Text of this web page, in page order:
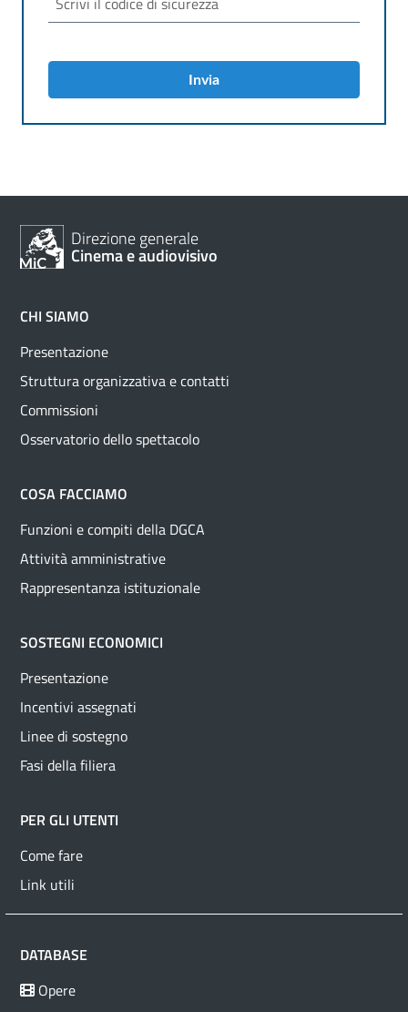
Invia
Direzione generale
Cinema e audiovisivo
CHI SIAMO
Presentazione
Struttura organizzativa e contatti
Commissioni
Osservatorio dello spettacolo
COSA FACCIAMO
Funzioni e compiti della DGCA
Attività amministrative
Rappresentanza istituzionale
SOSTEGNI ECONOMICI
Presentazione
Incentivi assegnati
Linee di sostegno
Fasi della filiera
PER GLI UTENTI
Come fare
Link utili
DATABASE
Opere